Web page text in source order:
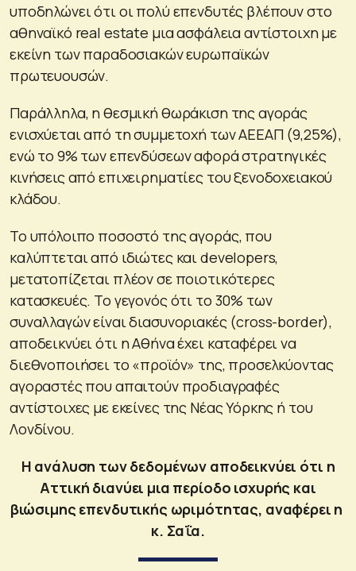
υποδηλώνει ότι οι πολύ επενδυτές βλέπουν στο
αθηναϊκό real estate μια ασφάλεια αντίστοιχη με
εκείνη των παραδοσιακών ευρωπαϊκών
πρωτευουσών.
Παράλληλα, η θεσμική θωράκιση της αγοράς
ενισχύεται από τη συμμετοχή των ΑΕΕΑΠ (9,25%),
ενώ το 9% των επενδύσεων αφορά στρατηγικές
κινήσεις από επιχειρηματίες του ξενοδοχειακού
κλάδου.
Το υπόλοιπο ποσοστό της αγοράς, που
καλύπτεται από ιδιώτες και developers,
μετατοπίζεται πλέον σε ποιοτικότερες
κατασκευές. Το γεγονός ότι το 30% των
συναλλαγών είναι διασυνοριακές (cross-border),
αποδεικνύει ότι η Αθήνα έχει καταφέρει να
διεθνοποιήσει το «προϊόν» της, προσελκύοντας
αγοραστές που απαιτούν προδιαγραφές
αντίστοιχες με εκείνες της Νέας Υόρκης ή του
Λονδίνου.
Η ανάλυση των δεδομένων αποδεικνύει ότι η
Αττική διανύει μια περίοδο ισχυρής και
βιώσιμης επενδυτικής ωριμότητας, αναφέρει η
κ. Σαΐα.